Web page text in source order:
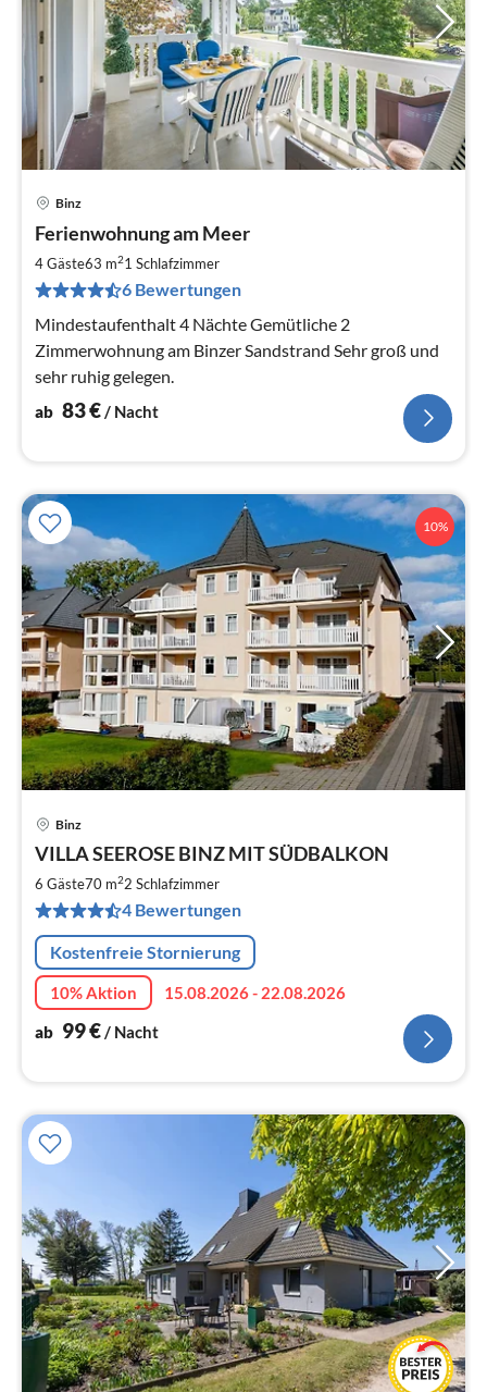
Binz
Ferienwohnung am Meer
4 Gäste63 m21 Schlafzimmer
6 Bewertungen
Mindestaufenthalt 4 Nächte Gemütliche 2
Zimmerwohnung am Binzer Sandstrand Sehr groß und
sehr ruhig gelegen.
ab 83€/ Nacht
10%
Binz
VILLA SEEROSE BINZ MIT SÜDBALKON
6 Gäste70 m22 Schlafzimmer
4 Bewertungen
Kostenfreie Stornierung
10% Aktion
15.08.2026 - 22.08.2026
ab 99€/ Nacht